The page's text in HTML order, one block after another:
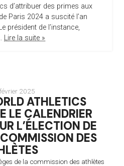
d’attribuer des primes aux
Paris 2024 a suscité l’an
président de l’instance,
Lire la suite »
2025
ATHLETICS
LE CALENDRIER
L’ÉLECTION DE
DES
de la commission des athlètes